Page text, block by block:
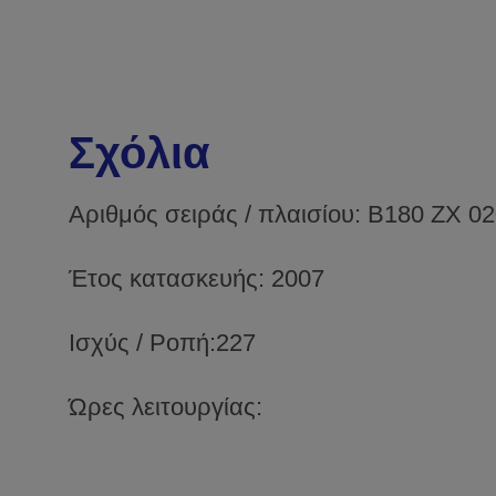
Σχόλια
Αριθμός σειράς / πλαισίου: B180 ZX
Έτος κατασκευής: 2007
Ισχύς / Ροπή:227
Ώρες λειτουργίας: